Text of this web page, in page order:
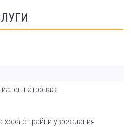
патронаж
хора с трайни увреждания